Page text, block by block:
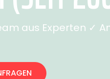
aus Experten ✓